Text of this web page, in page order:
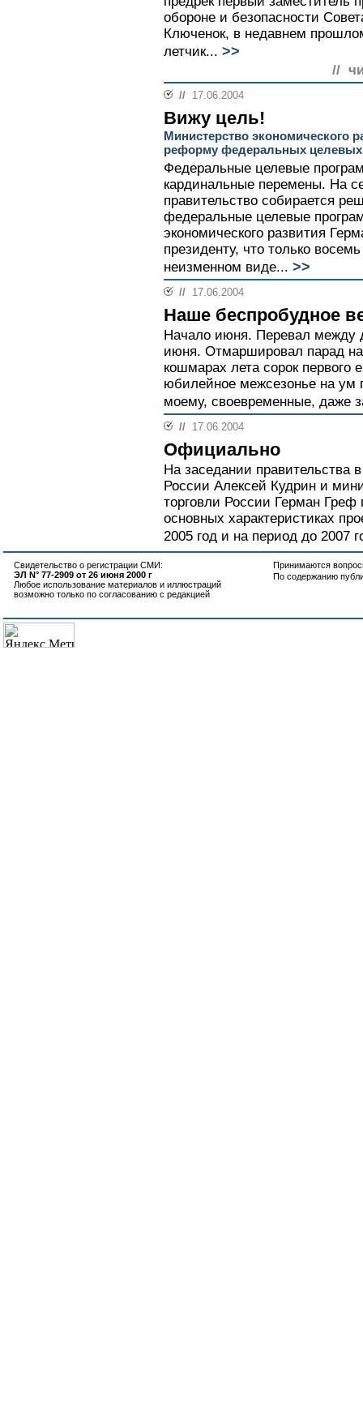
обороне и безопасности
Ключенок, в недавнем
летчик... >>
//
// 17.06.2004
Вижу цель!
Министерство экономического
реформу федеральных
Федеральные целевые
кардинальные перемены. На
правительство собирается
федеральные целевые
экономического развития
президенту, что только
неизменном виде... >>
// 17.06.2004
Наше беспробудное
Начало июня. Перевал между
июня. Отмаршировал парад
кошмарах лета сорок первого
юбилейное межсезонье на ум
моему, своевременные, даже
// 17.06.2004
Официально
На заседании правительства
России Алексей Кудрин и
торговли России Герман Греф
основных характеристиках
2005 год и на период до 2007
Свидетельство о регистрации СМИ:
ЭЛ N° 77-2909 от 26 июня 2000 г
Любое использование материалов и иллюстраций
возможно только по согласованию с редакцией
Принимаются
По содержанию